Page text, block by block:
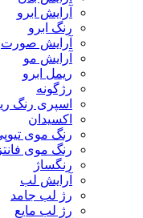
آرایش ابرو
رنگ ابرو
آرایش صورت
آرایش مو
ریمل ابرو
رژگونه
اسپری رنگ
اکسیدان
رنگ موی
رنگ موی
رنگساژ
آرایش لب
رژ لب جامد
رژ لب مایع